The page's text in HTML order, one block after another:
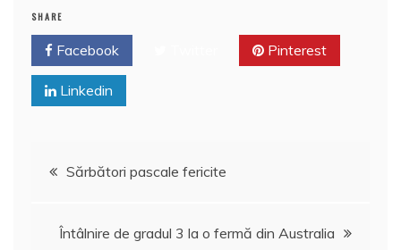
SHARE
Facebook Pinterest
Linkedin
Navigare
Sărbători pascale fericite
Întâlnire de gradul 3 la o fermă din Australia